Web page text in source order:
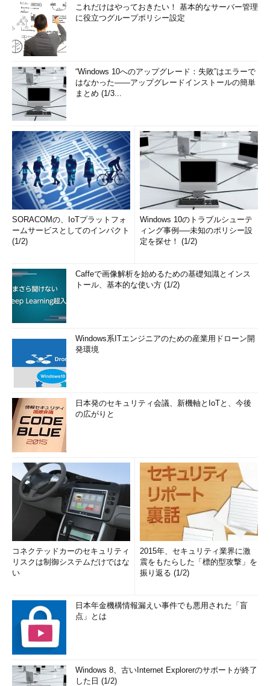
これだけはやっておきたい！ 基本的なサーバー管理
に役立つグループポリシー設定
“Windows 10へのアップグレード：失敗”はエラーで
はなかった――アップグレードインストールの簡単
まとめ (1/3...
SORACOMの、IoTプラットフォ
ームサービスとしてのインパクト
(1/2)
Windows 10のトラブルシューテ
ィング事例──未知のポリシー設
定を探せ！ (1/2)
Caffeで画像解析を始めるための基礎知識とインス
トール、基本的な使い方 (1/2)
Windows系ITエンジニアのための産業用ドローン開
発環境
日本発のセキュリティ会議、新機軸とIoTと、今後
の広がりと
コネクテッドカーのセキュリティ
リスクは制御システムだけではな
い
2015年、セキュリティ業界に激
震をもたらした「標的型攻撃」を
振り返る (1/2)
日本年金機構情報漏えい事件でも悪用された「盲
点」とは
Windows 8、古いInternet Explorerのサポートが終了
した日 (1/2)